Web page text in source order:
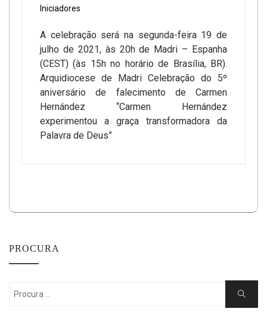
Iniciadores
A celebração será na segunda-feira 19 de
julho de 2021, às 20h de Madri – Espanha
(CEST) (às 15h no horário de Brasília, BR).
Arquidiocese de Madri Celebração do 5º
aniversário de falecimento de Carmen
Hernández “Carmen Hernández
experimentou a graça transformadora da
Palavra de Deus”
PROCURA
Search
Search